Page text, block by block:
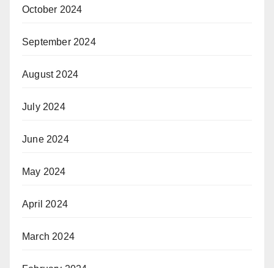
October 2024
September 2024
August 2024
July 2024
June 2024
May 2024
April 2024
March 2024